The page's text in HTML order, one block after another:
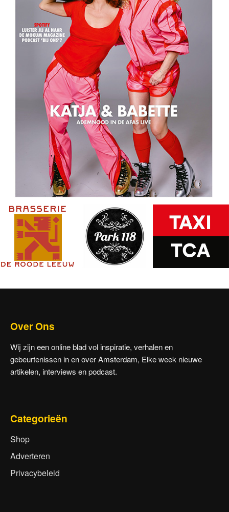
Over Ons
Wij zijn een online blad vol inspiratie, verhalen en
gebeurtenissen in en over Amsterdam, Elke week nieuwe
artikelen, interviews en podcast.
Categorieën
Shop
Adverteren
Privacybeleid